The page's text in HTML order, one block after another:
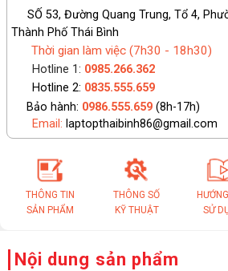
SỐ 53, Đường Quang Trung, Tổ 4,
Thành Phố Thái Bình
Thời gian làm việc (7h30 - 18h30)
Hotline 1: 0985.266.362
Hotline 2: 0835.555.659
Bảo hành: 0986.555.659 (8h-17h)
Email: laptopthaibinh86@gmail.com
THÔNG TIN
SẢN PHẨM
THÔNG SỐ
KỸ THUẬT
SỬ
Nội dung sản phẩm